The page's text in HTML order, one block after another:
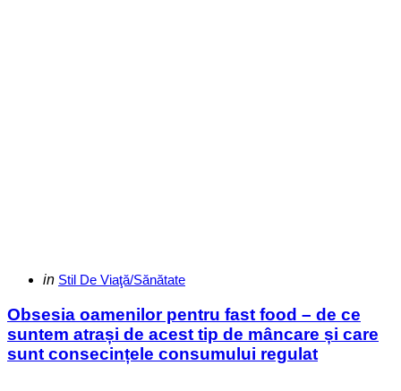
Categories
Posted
in Stil De Viaţă/Sănătate
Obsesia oamenilor pentru fast food – de ce
suntem atrași de acest tip de mâncare și care
sunt consecințele consumului regulat